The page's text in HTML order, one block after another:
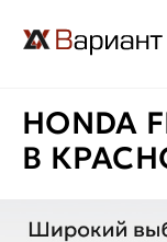
HONDA
В